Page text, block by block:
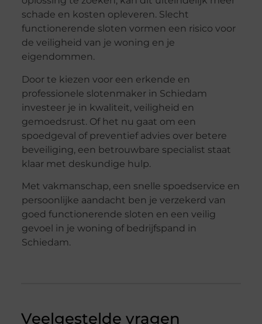
schade en kosten opleveren. Slecht
functionerende sloten vormen een risico voor
de veiligheid van je woning en je
eigendommen.
Door te kiezen voor een erkende en
professionele slotenmaker in Schiedam
investeer je in kwaliteit, veiligheid en
gemoedsrust. Of het nu gaat om een
spoedgeval of preventief advies over betere
beveiliging, een betrouwbare specialist staat
klaar met deskundige hulp.
Met vakmanschap, een snelle spoedservice en
persoonlijke aandacht ben je verzekerd van
goed functionerende sloten en een veilig
gevoel in je woning of bedrijfspand in
Schiedam.
Veelgestelde vragen